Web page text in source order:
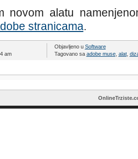
novom alatu
stranicama.
am
Objavljeno u Software
Tagovano sa adobe muse, alat,